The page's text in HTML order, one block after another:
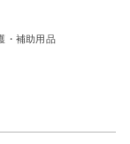
・補助用品